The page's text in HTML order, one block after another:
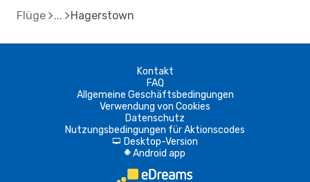
Flüge Hagerstown
Kontakt
FAQ
Allgemeine Geschäftsbedingungen
Verwendung von Cookies
Datenschutz
Nutzungsbedingungen für Aktionscodes
d Desktop-Version
A Android app